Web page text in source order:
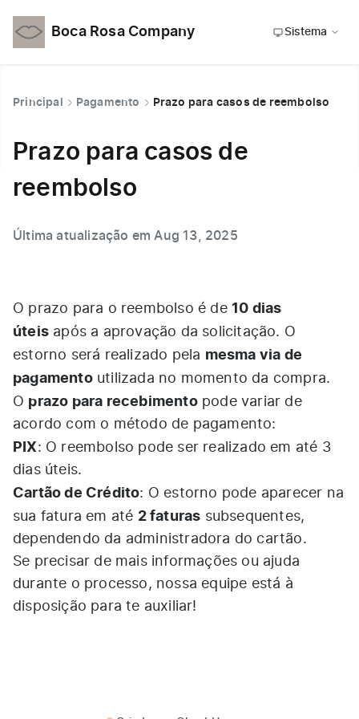
Boca Rosa Company Sistema
Principal Pagamento Prazo para casos de reembolso
Prazo para casos de
reembolso
Última atualização em Aug 13, 2025
O prazo para o reembolso é de 10 dias
úteis após a aprovação da solicitação. O
estorno será realizado pela mesma via de
pagamentoutilizada no momento da compra.
O prazo para recebimentopode variar de
acordo com o método de pagamento:
PIX: O reembolso pode ser realizado em até 3
dias úteis.
Cartão de Crédito: O estorno pode aparecer na
sua fatura em até 2 faturas subsequentes,
dependendo da administradora do cartão.
Se precisar de mais informações ou ajuda
durante o processo, nossa equipe está à
disposição para te auxiliar!